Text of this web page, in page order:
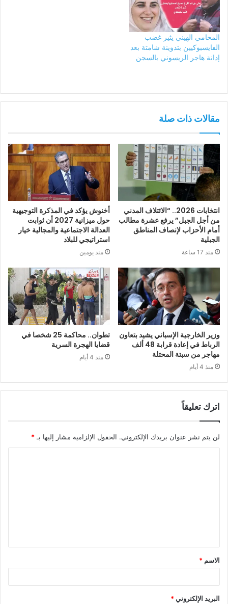
المحامي الهيني يثير غضب
الفايسبوكيين بتدوينة شامتة بعد
إدانة هاجر الريسوني بالسجن
مقالات ذات صلة
انتخابات 2026.. “الائتلاف المدني
من أجل الجبل” يرفع عشرة مطالب
أمام الأحزاب لإنصاف المناطق
الجبلية
منذ 17 ساعة
أخنوش يؤكد في المذكرة التوجيهية
حول ميزانية 2027 أن ثوابت
العدالة الاجتماعية والمجالية خيار
استراتيجي للبلاد
منذ يومين
وزير الخارجية الإسباني يشيد بتعاون
الرباط في إعادة قرابة 48 ألف
مهاجر من سبتة المحتلة
منذ 4 أيام
تطوان.. محاكمة 25 شخصا في
قضايا الهجرة السرية
منذ 4 أيام
اترك تعليقاً
لن يتم نشر عنوان بريدك الإلكتروني. الحقول الإلزامية مشار إليها بـ*
ق
*
الاسم *
البريد الإلكتروني*